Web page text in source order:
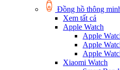
Đồng hồ thông
Xem tất cả
Apple Watch
Apple
Apple
Apple
Xiaomi Watch